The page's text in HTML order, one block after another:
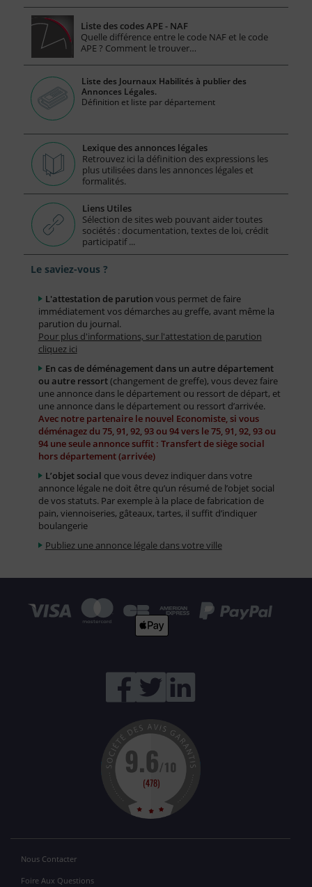
Liste des codes APE - NAF
Quelle différence entre le code NAF et le code
APE ? Comment le trouver…
Liste des Journaux Habilités à publier des
Annonces Légales.
Définition et liste par département
Lexique des annonces légales
Retrouvez ici la définition des expressions les
plus utilisées dans les annonces légales et
formalités.
Liens Utiles
Sélection de sites web pouvant aider toutes
sociétés : documentation, textes de loi, crédit
participatif ...
Le saviez-vous ?
L'attestation de parution vous permet de faire
immédiatement vos démarches au greffe, avant même la
parution du journal.
Pour plus d'informations, sur l'attestation de parution
cliquez ici
En cas de déménagement dans un autre département
ou autre ressort(changement de greffe), vous devez faire
une annonce dans le département ou ressort de départ, et
une annonce dans le département ou ressort d’arrivée.
Avec notre partenaire le nouvel Economiste, si vous
déménagez du 75, 91, 92, 93 ou 94 vers le 75, 91, 92, 93 ou
94 une seule annonce suffit : Transfert de siège social
hors département (arrivée)
L’objet social que vous devez indiquer dans votre
annonce légale ne doit être qu’un résumé de l’objet social
de vos statuts. Par exemple à la place de fabrication de
pain, viennoiseries, gâteaux, tartes, il suffit d’indiquer
boulangerie
Publiez une annonce légale dans votre ville
Nous Contacter
Foire Aux Questions